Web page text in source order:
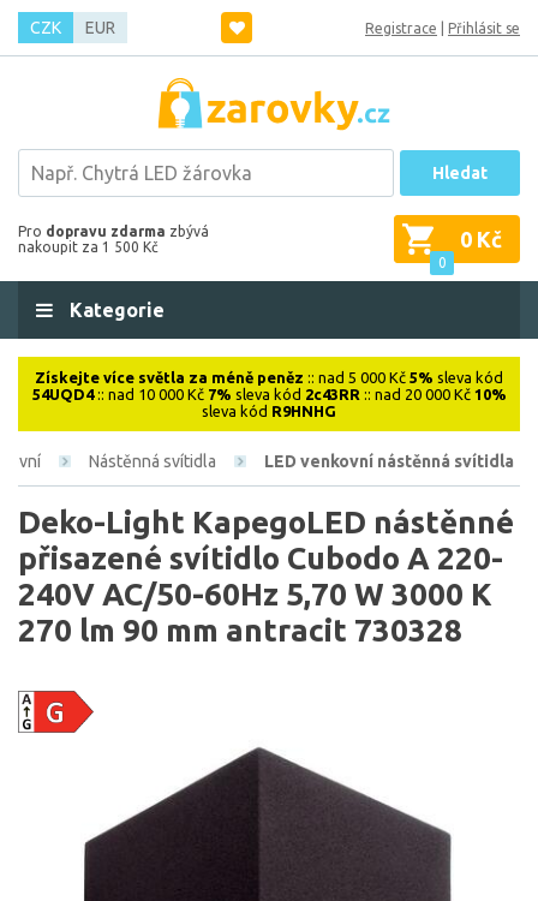
CZK EUR Registrace Přihlásit se
Hledat
Pro dopravu zdarma zbývá
nakoupit za 1 500 Kč
0
0 Kč
Kategorie
Získejte více světla za méně peněz :: nad 5 000 Kč 5% sleva kód
54UQD4:: nad 10 000 Kč 7% sleva kód 2c43RR :: nad 20 000 Kč 10%
sleva kód R9HNHG
Nástěnná svítidla LED venkovní nástěnná svítidla
Deko-Light KapegoLED nástěnné
přisazené svítidlo Cubodo A 220-
240V AC/50-60Hz 5,70 W 3000 K
270 lm 90 mm antracit 730328